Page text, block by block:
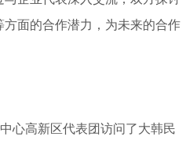
面的合作潜力，为未来的合作
心高新区代表团访问了大韩民